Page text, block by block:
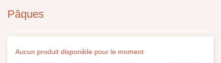
Pâques
Aucun produit disponible pour le moment